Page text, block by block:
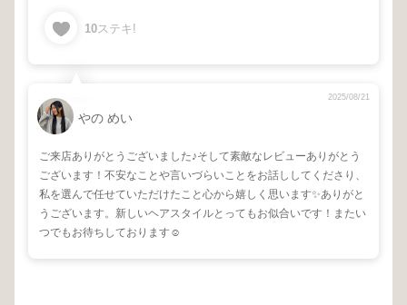
10ステキ!
やの めい
2025/08/21
ご来店ありがとうございました♪そして素敵なレビューありがとう
ございます！不安なことや言いづらいことをお話ししてくださり、
私を選んで任せていただけたこと心から嬉しく思います✨ありがと
うございます。新しいヘアスタイルとってもお似合いです！またい
つでもお待ちしております☺︎